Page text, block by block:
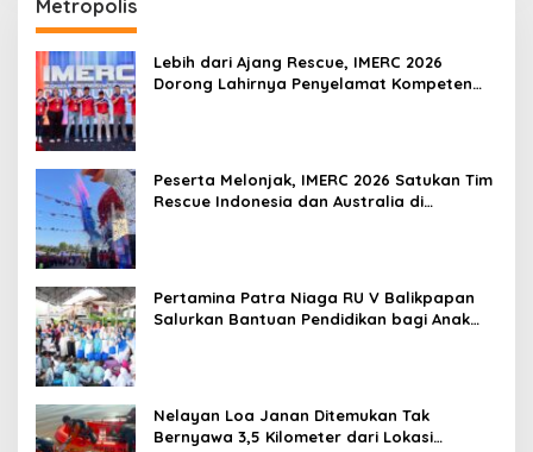
Metropolis
Lebih dari Ajang Rescue, IMERC 2026
Dorong Lahirnya Penyelamat Kompeten
Peserta Melonjak, IMERC 2026 Satukan Tim
Rescue Indonesia dan Australia di
Pertamina Patra Niaga RU V Balikpapan
Salurkan Bantuan Pendidikan bagi Anak
Nelayan Loa Janan Ditemukan Tak
Bernyawa 3,5 Kilometer dari Lokasi